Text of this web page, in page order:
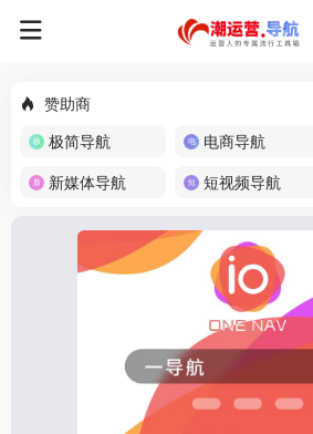
赞助商
极简导航
电商导航
新媒体导航 短视频导航